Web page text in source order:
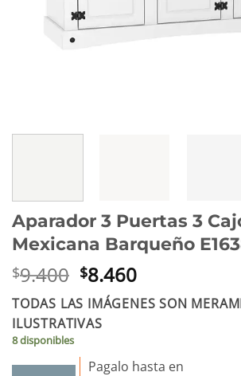
Aparador 3 Puertas 3
Mexicana Barqueño
$9.400 El
precio
original
era:
$9.400.
$8.460El
precio
actual
TODAS LAS IMÁGENES SON
ILUSTRATIVAS
8 disponibles
Pagalo hasta en